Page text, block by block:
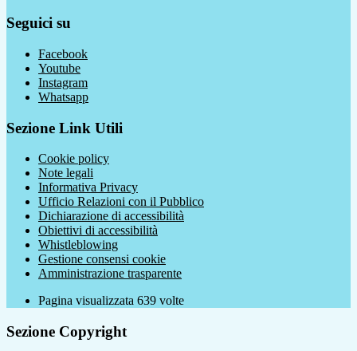
Seguici su
Facebook
Youtube
Instagram
Whatsapp
Sezione Link Utili
Cookie policy
Note legali
Informativa Privacy
Ufficio Relazioni con il Pubblico
Dichiarazione di accessibilità
Obiettivi di accessibilità
Whistleblowing
Gestione consensi cookie
Amministrazione trasparente
Pagina visualizzata 639 volte
Sezione Copyright